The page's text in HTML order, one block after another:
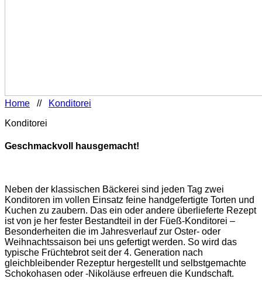
Home //
Konditorei
Konditorei
Geschmackvoll hausgemacht!
Neben der klassischen Bäckerei sind jeden Tag zwei
Konditoren im vollen Einsatz feine handgefertigte Torten und
Kuchen zu zaubern. Das ein oder andere überlieferte Rezept
ist von je her fester Bestandteil in der Füeß-Konditorei –
Besonderheiten die im Jahresverlauf zur Oster- oder
Weihnachtssaison bei uns gefertigt werden. So wird das
typische Früchtebrot seit der 4. Generation nach
gleichbleibender Rezeptur hergestellt und selbstgemachte
Schokohasen oder -Nikoläuse erfreuen die Kundschaft.